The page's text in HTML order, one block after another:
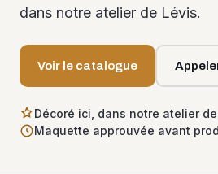
dans notre atelier de Lévis.
Voir le catalogue
Décoré ici, dans notre atelier
Maquette approuvée avant